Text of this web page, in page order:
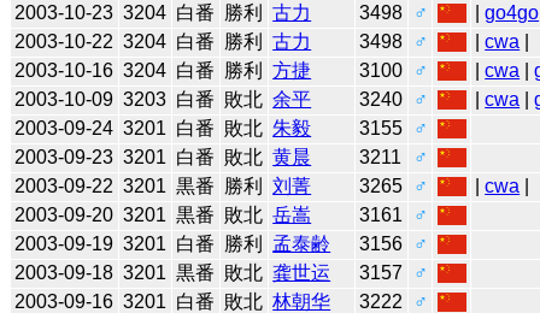
2003-10-23 3204 白番 勝利 古力 3498 ♂ |go4go
2003-10-22 3204 白番 勝利 古力 3498 ♂ |cwa
2003-10-16 3204 白番 勝利 方捷 3100 ♂ |cwa |
2003-10-09 3203 白番 敗北 余平 3240 ♂ |cwa |
2003-09-24 3201 白番 敗北 朱毅 3155
♂
2003-09-23 3201 白番 敗北 黄晨 3211
♂
2003-09-22 3201 黒番 勝利 刘菁 3265 ♂ |cwa
2003-09-20 3201 黒番 敗北 岳嵩 3161
♂
2003-09-19 3201 白番 勝利 孟泰齢 3156
♂
2003-09-18 3201 黒番 敗北 龚世运 3157
♂
2003-09-16 3201 白番 敗北 林朝华 3222
♂